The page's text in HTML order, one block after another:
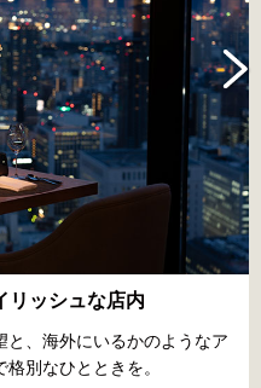
リッシュな店内
と、海外にいるかのようなア
別なひとときを。